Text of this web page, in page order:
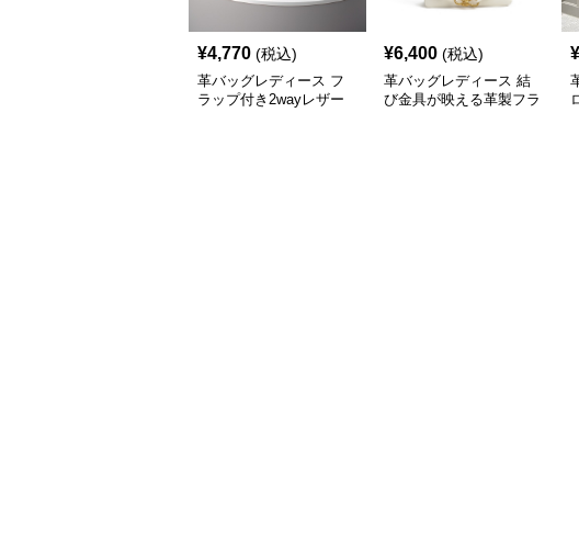
¥4,770 (税込)
革バッグレディース フ
ラップ付き2wayレザー
¥6,400 (税込)
革バッグレディース 結
び金具が映える革製フラ
¥